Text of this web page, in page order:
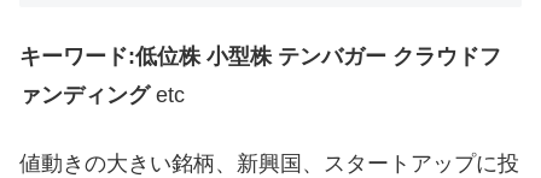
キーワード:低位株 小型株 テンバガー クラウドフ
ァンディングetc
値動きの大きい銘柄、新興国、スタートアップに投